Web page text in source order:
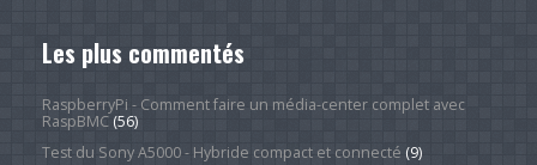
Les plus commentés
RaspberryPi - Comment faire un média-center complet avec
RaspBMC(56)
Test du Sony A5000 - Hybride compact et connecté (9)